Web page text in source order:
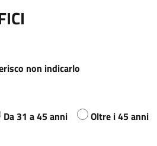
non indicarlo
Da 31 a 45 anni
Oltre i 45 anni